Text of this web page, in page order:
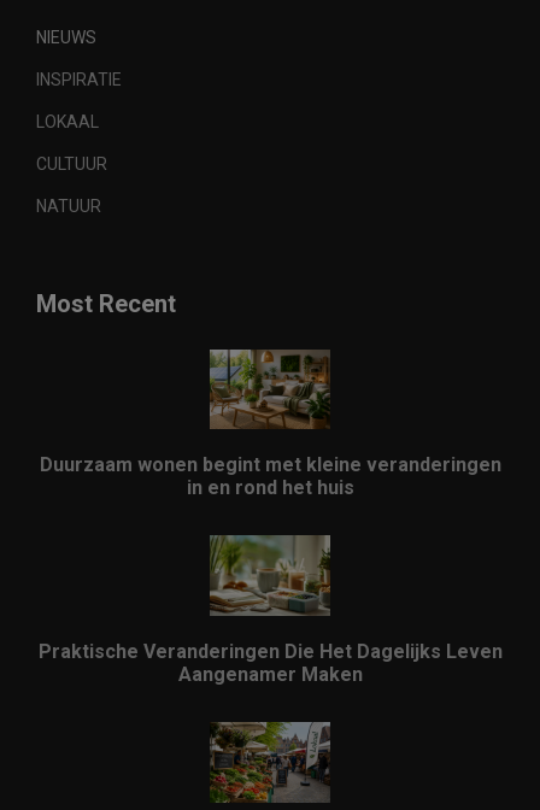
NIEUWS
INSPIRATIE
LOKAAL
CULTUUR
NATUUR
Most Recent
Duurzaam wonen begint met kleine veranderingen
in en rond het huis
Praktische Veranderingen Die Het Dagelijks Leven
Aangenamer Maken